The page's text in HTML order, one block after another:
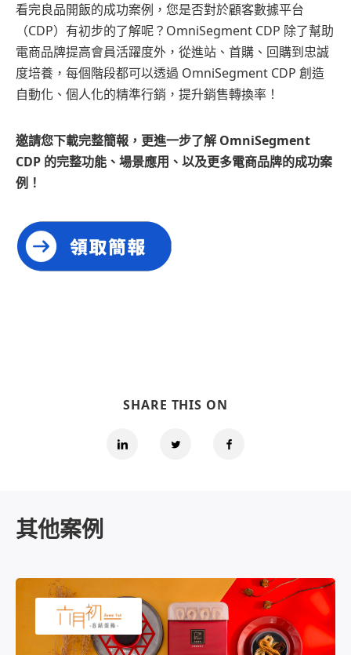
看完良品開飯的成功案例，您是否對於顧客數據平台
（CDP）有初步的了解呢？OmniSegment CDP 除了幫助
電商品牌提高會員活躍度外，從進站、首購、回購到忠誠
度培養，每個階段都可以透過 OmniSegment CDP 創造
自動化、個人化的精準行銷，提升銷售轉換率！
邀請您下載完整簡報，更進一步了解 OmniSegment
CDP 的完整功能、場景應用、以及更多電商品牌的成功案
例！
SHARE THIS ON
其他案例